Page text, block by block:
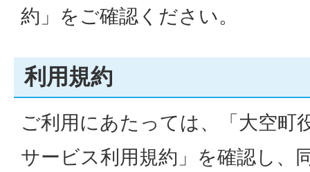
約」をご確認ください。
利用規約
ご利用にあたっては、「大空町
サービス利用規約」を確認し、